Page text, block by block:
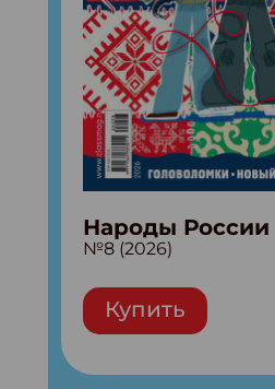
Народы России
№8 (2026)
Купить